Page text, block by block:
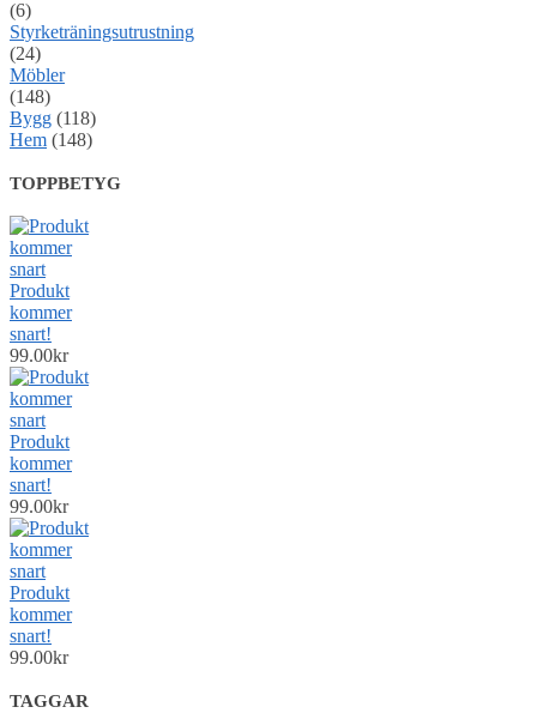
(6)
Styrketräningsutrustning
(24)
Möbler
(148)
Bygg (118)
Hem (148)
TOPPBETYG
Produkt
kommer
snart!
99.00kr
Produkt
kommer
snart!
99.00kr
Produkt
kommer
snart!
99.00kr
TAGGAR